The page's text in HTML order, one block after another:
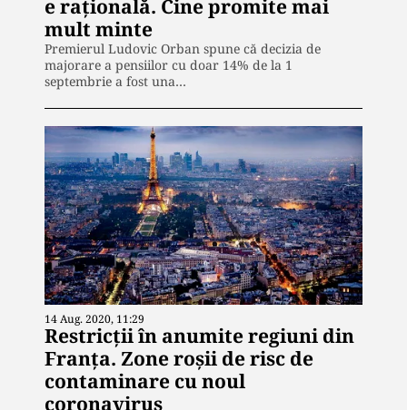
e rațională. Cine promite mai
mult minte
Premierul Ludovic Orban spune că decizia de
majorare a pensiilor cu doar 14% de la 1
septembrie a fost una…
14 Aug. 2020, 11:29
Restricții în anumite regiuni din
Franța. Zone roșii de risc de
contaminare cu noul
coronavirus